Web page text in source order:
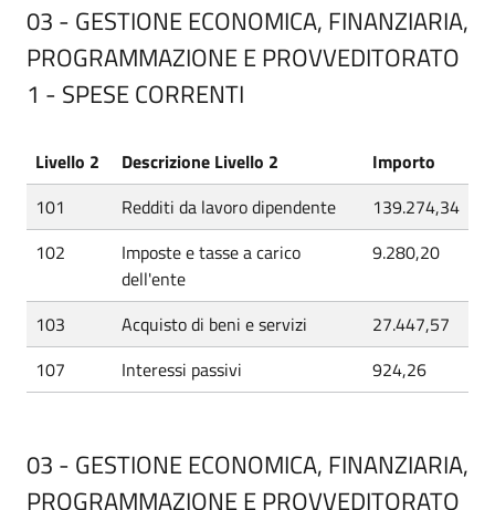
03 - GESTIONE ECONOMICA, FINANZIARIA,
PROGRAMMAZIONE E PROVVEDITORATO
1 - SPESE CORRENTI
Livello 2 Descrizione Livello 2
Importo
101
Redditi da lavoro dipendente
139.274,34
102
Imposte e tasse a carico
dell'ente
9.280,20
103 Acquisto di beni e servizi
27.447,57
107
Interessi passivi 924,26
03 - GESTIONE ECONOMICA, FINANZIARIA,
PROGRAMMAZIONE E PROVVEDITORATO